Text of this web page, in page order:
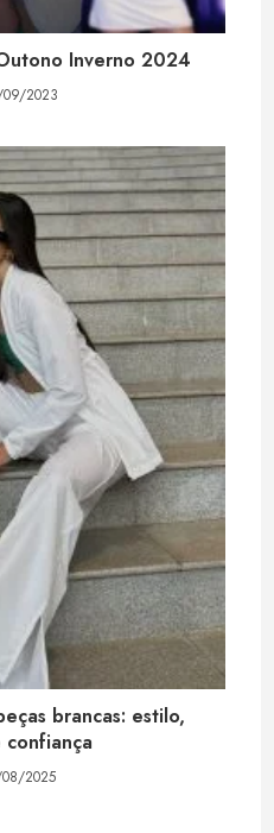
Inverno 2024
2023
brancas: estilo,
2025